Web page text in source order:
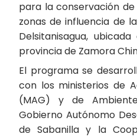
para la conservación
zonas de influencia de
Delsitanisagua,
provincia de Zamora
El programa se
con los ministerios de
(MAG) y de
Gobierno Autónomo
de Sabanilla y la